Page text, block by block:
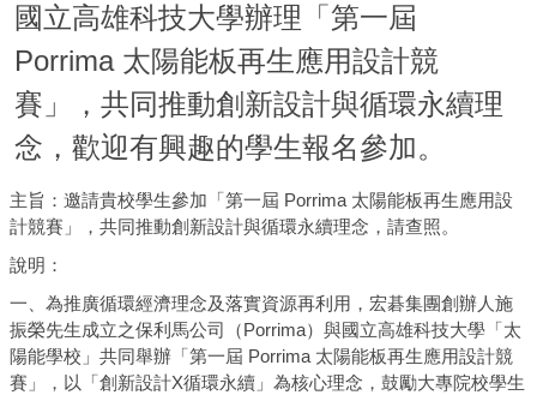
國立高雄科技大學辦理「第一屆
Porrima 太陽能板再生應用設計競
賽」，共同推動創新設計與循環永續理
念，歡迎有興趣的學生報名參加。
主旨：邀請貴校學生參加「第一屆 Porrima 太陽能板再生應用設
計競賽」，共同推動創新設計與循環永續理念，請查照。
說明：
一、為推廣循環經濟理念及落實資源再利用，宏碁集團創辦人施
振榮先生成立之保利馬公司（Porrima）與國立高雄科技大學「太
陽能學校」共同舉辦「第一屆 Porrima 太陽能板再生應用設計競
賽」，以「創新設計X循環永續」為核心理念，鼓勵大專院校學生